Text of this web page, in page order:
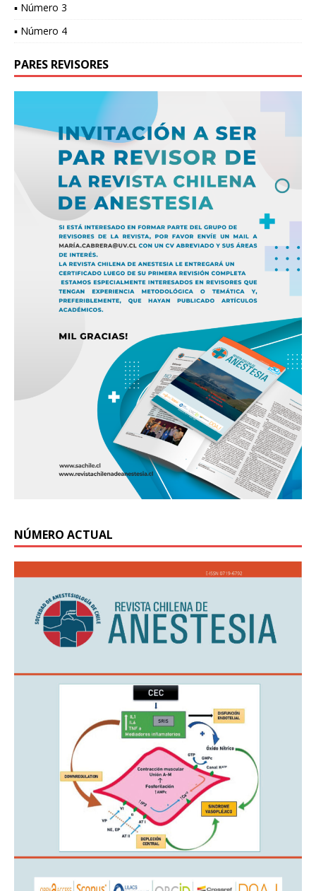
▪ Número 3
▪ Número 4
PARES REVISORES
NÚMERO ACTUAL